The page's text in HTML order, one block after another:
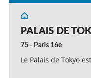
PALAIS DE
75 - Paris 16e
Le Palais de Tokyo